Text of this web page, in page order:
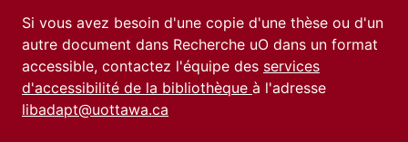
Si vous avez besoin d'une copie d'une thèse ou d'un
autre document dans Recherche uO dans un format
accessible, contactez l'équipe des services
d'accessibilité de la bibliothèque à l'adresse
libadapt@uottawa.ca